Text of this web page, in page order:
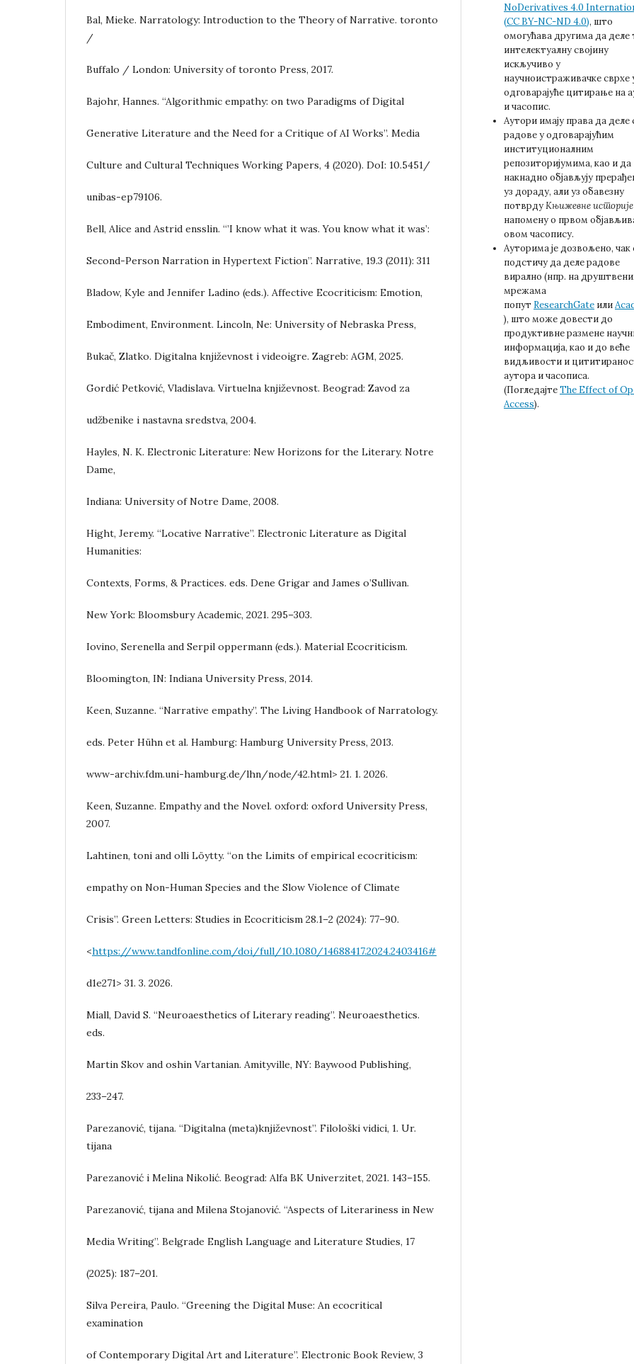
Bal, Mieke. Narratology: Introduction to the Theory of Narrative. toronto
/
Buffalo / London: University of toronto Press, 2017.
Bajohr, Hannes. “Algorithmic empathy: on two Paradigms of Digital
Generative Literature and the Need for a Critique of AI Works”. Media
Culture and Cultural Techniques Working Papers, 4 (2020). DoI: 10.5451/
unibas-ep79106.
Bell, Alice and Astrid ensslin. “’I know what it was. You know what it was’:
Second-Person Narration in Hypertext Fiction”. Narrative, 19.3 (2011): 311
Bladow, Kyle and Jennifer Ladino (eds.). Affective Ecocriticism: Emotion,
Embodiment, Environment. Lincoln, Ne: University of Nebraska Press,
Bukač, Zlatko. Digitalna književnost i videoigre. Zagreb: AGM, 2025.
Gordić Petković, Vladislava. Virtuelna književnost. Beograd: Zavod za
udžbenike i nastavna sredstva, 2004.
Hayles, N. K. Electronic Literature: New Horizons for the Literary. Notre
Dame,
Indiana: University of Notre Dame, 2008.
Hight, Jeremy. “Locative Narrative”. Electronic Literature as Digital
Humanities:
Contexts, Forms, & Practices. eds. Dene Grigar and James o’Sullivan.
New York: Bloomsbury Academic, 2021. 295–303.
Iovino, Serenella and Serpil oppermann (eds.). Material Ecocriticism.
Bloomington, IN: Indiana University Press, 2014.
Keen, Suzanne. “Narrative empathy”. The Living Handbook of Narratology.
eds. Peter Hühn et al. Hamburg: Hamburg University Press, 2013.
www-archiv.fdm.uni-hamburg.de/lhn/node/42.html> 21. 1. 2026.
Keen, Suzanne. Empathy and the Novel. oxford: oxford University Press,
2007.
Lahtinen, toni and olli Löytty. “on the Limits of empirical ecocriticism:
empathy on Non-Human Species and the Slow Violence of Climate
Crisis”. Green Letters: Studies in Ecocriticism 28.1–2 (2024): 77–90.
<https://www.tandfonline.com/doi/full/10.1080/14688417.2024.2403416#
d1e271> 31. 3. 2026.
Miall, David S. “Neuroaesthetics of Literary reading”. Neuroaesthetics.
eds.
Martin Skov and oshin Vartanian. Amityville, NY: Baywood Publishing,
233–247.
Parezanović, tijana. “Digitalna (meta)književnost”. Filološki vidici, 1. Ur.
tijana
Parezanović i Melina Nikolić. Beograd: Alfa BK Univerzitet, 2021. 143–155.
Parezanović, tijana and Milena Stojanović. “Aspects of Literariness in New
Media Writing”. Belgrade English Language and Literature Studies, 17
(2025): 187–201.
Silva Pereira, Paulo. “Greening the Digital Muse: An ecocritical
examination
of Contemporary Digital Art and Literature”. Electronic Book Review, 3
NoDerivatives 4.0
(CC BY-NC-ND 4.0), што
омогућава другима да деле
интелектуалну својину
искључиво у
научноистраживачке сврхе
одговарајуће цитирање на
и часопис.
Аутори имају права да деле
радове у одговарајућим
институционалним
репозиторијумима, као и да
накнадно објављују
уз дораду, али уз обавезну
потврдуКњижевне историје
напомену о првом
овом часопису.
Ауторима је дозвољено, чак
подстичу да деле радове
вирално (нпр. на
мрежама
попут ResearchGate или
), што може довести до
продуктивне размене
информација, као и до веће
видљивости и
аутора и часописа.
(ПогледајтеThe Effect of
Access).